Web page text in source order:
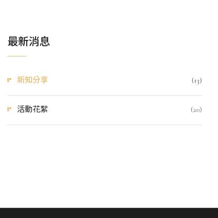
最新消息
新知分享 (13)
活動花絮 (20)